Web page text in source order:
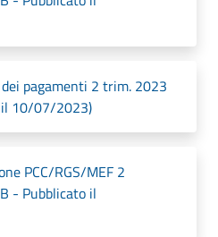
pagamenti 2 trim. 2023
il 10/07/2023)
PCC/RGS/MEF 2
- Pubblicato il